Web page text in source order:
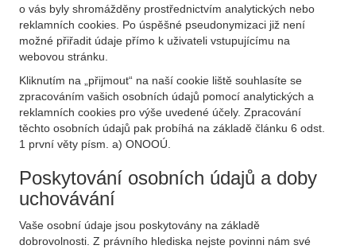
o vás byly shromážděny prostřednictvím analytických nebo
reklamních cookies. Po úspěšné pseudonymizaci již není
možné přiřadit údaje přímo k uživateli vstupujícímu na
webovou stránku.
Kliknutím na „přijmout“ na naší cookie liště souhlasíte se
zpracováním vašich osobních údajů pomocí analytických a
reklamních cookies pro výše uvedené účely. Zpracování
těchto osobních údajů pak probíhá na základě článku 6 odst.
1 první věty písm. a) ONOOÚ.
Poskytování osobních údajů a doby
uchovávání
Vaše osobní údaje jsou poskytovány na základě
dobrovolnosti. Z právního hlediska nejste povinni nám své